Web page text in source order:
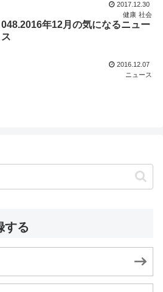
2017.12.30
健康 社会
048.2016年12月の気になるニュー
ス
2016.12.07
ニュース
する